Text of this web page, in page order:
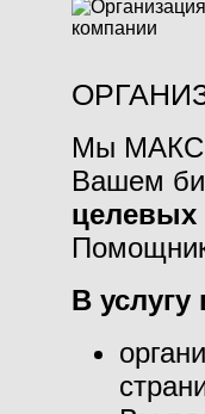
Мы
Вашем
целевых
В услугу